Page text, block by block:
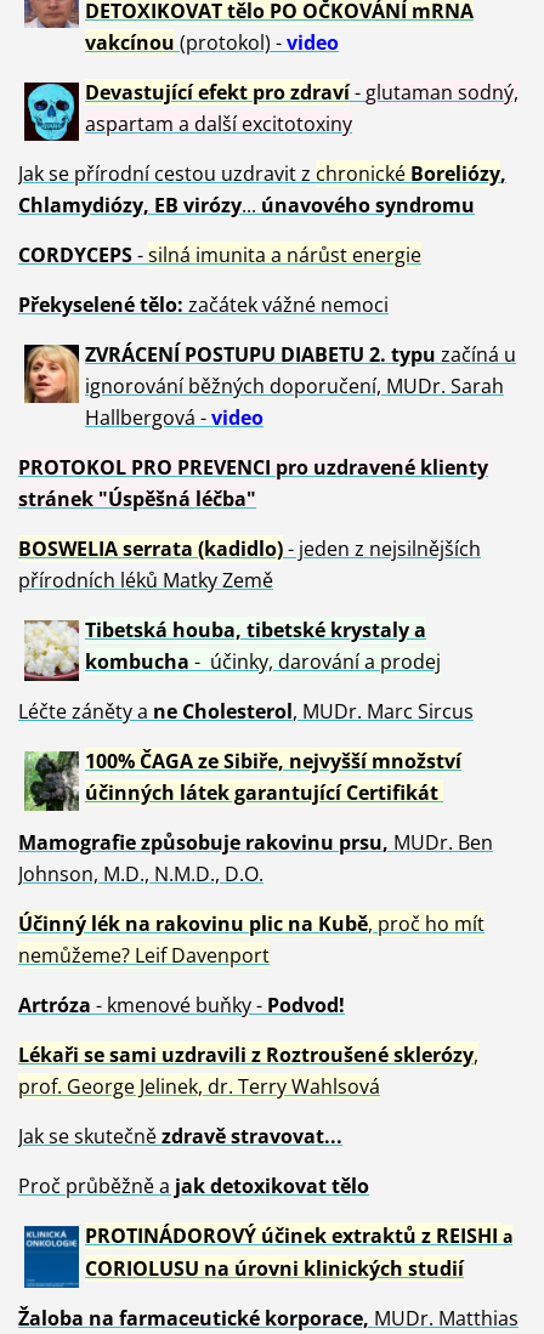
DETOXIKOVAT tělo PO OČKOVÁNÍ mRNA
vakcínou (protokol) -video
Devastující efekt pro zdraví- glutaman sodný,
aspartam a další excitotoxiny
Jak se přírodní cestou uzdravit z chronické Boreliózy,
Chlamydiózy, EB virózy... únavového syndromu
CORDYCEPS-silná imunita a nárůst energie
Překyselené tělo: začátek vážné nemoci
ZVRÁCENÍ POSTUPU DIABETU 2. typu začíná u
ignorování běžných doporučení, MUDr. Sarah
Hallbergová -video
PROTOKOL PRO PREVENCI pro uzdravené klienty
stránek "Úspěšná léčba"
BOSWELIA serrata (kadidlo)- jeden z nejsilnějších
přírodních léků Matky Země
Tibetská houba, tibetské krystalya
kombucha - účinky, darování a prodej
Léčte záněty a ne Cholesterol, MUDr. Marc Sircus
100% ČAGA ze Sibiře, nejvyšší množství
účinných látek garantující Certifikát
Mamografie způsobuje rakovinu prsu, MUDr. Ben
Johnson, M.D., N.M.D., D.O.
Účinný lék na rakovinu plic na Kubě, proč ho mít
nemůžeme? Leif Davenport
Artróza - kmenové buňky - Podvod!
Lékaři se sami uzdravili z Roztroušené sklerózy,
prof. George Jelinek, dr. Terry Wahlsová
Jak se skutečnězdravěstravovat...
Proč průběžně a jak detoxikovat tělo
PROTINÁDOROVÝ účinek extraktů z REISHI a
CORIOLUSU na úrovni klinických studií
Žaloba na farmaceutické korporace, MUDr. Matthias